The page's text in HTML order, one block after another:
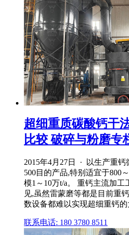
超细重质碳酸钙干
比较 破碎与粉磨专
2015年4月27日 · 以生产重
500目的产品,特别适宜于800
模1～10万t/a。 重钙主流加
见,虽然雷蒙磨等都是目前重
数设备都难以实现超细重钙的
联系电话: 180 3780 8511